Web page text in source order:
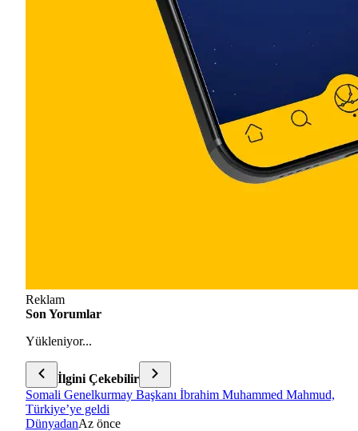
Reklam
Son Yorumlar
Yükleniyor...
İlgini Çekebilir
Somali Genelkurmay Başkanı İbrahim Muhammed Mahmud,
Türkiye’ye geldi
DünyadanAz önce